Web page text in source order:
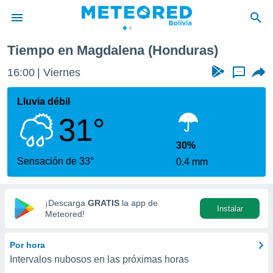
de
ha
para
que se
calidad.
a este
las
y
digital
basada
Tiempo en Magdalena (Honduras)
16:00 Viernes ...
Lluvia débil
31°
Sensación de 33°
30%
0.4 mm
¡Descarga GRATIS la app de
Meteored!
Instalar
Por hora
Intervalos nubosos en las próximas horas